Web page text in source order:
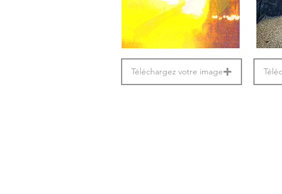
Téléchargez votre image